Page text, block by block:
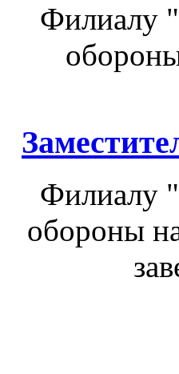
Филиалу
Филиалу
обороны